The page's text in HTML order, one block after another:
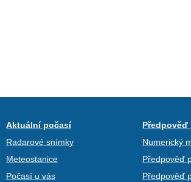
Aktuální počasí
Radarové snímky
Meteostanice
Počasí u vás
Předpověď
Numerický
Předpověď
Předpověď